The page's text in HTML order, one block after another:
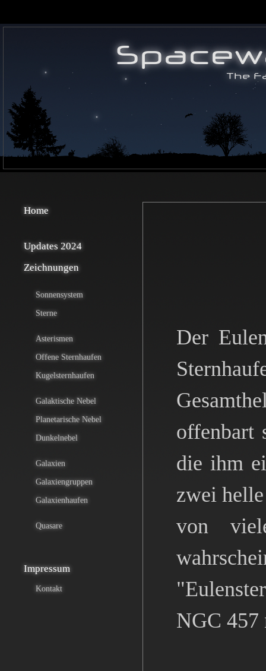
Home
Updates 2024
Zeichnungen
Sonnensystem
Sterne
Asterismen
Offene Sternhaufen
Kugelsternhaufen
Galaktische Nebel
Planetarische Nebel
Dunkelnebel
Galaxien
Galaxiengruppen
Galaxienhaufen
Quasare
Impressum
Kontakt
Der
offenbart
die ihm
zwei
von
NGC 457